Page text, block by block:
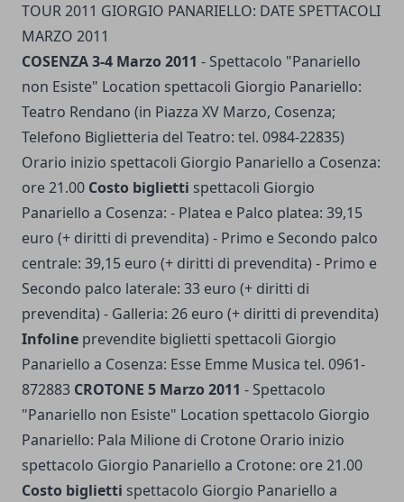
TOUR 2011 GIORGIO PANARIELLO: DATE SPETTACOLI
MARZO 2011
COSENZA 3-4 Marzo 2011 - Spettacolo "Panariello
non Esiste" Location spettacoli Giorgio Panariello:
Teatro Rendano (in Piazza XV Marzo, Cosenza;
Telefono Biglietteria del Teatro: tel. 0984-22835)
Orario inizio spettacoli Giorgio Panariello a Cosenza:
ore 21.00 Costo biglietti spettacoli Giorgio
Panariello a Cosenza: - Platea e Palco platea: 39,15
euro (+ diritti di prevendita) - Primo e Secondo palco
centrale: 39,15 euro (+ diritti di prevendita) - Primo e
Secondo palco laterale: 33 euro (+ diritti di
prevendita) - Galleria: 26 euro (+ diritti di prevendita)
Infoline prevendite biglietti spettacoli Giorgio
Panariello a Cosenza: Esse Emme Musica tel. 0961-
872883 CROTONE 5 Marzo 2011 - Spettacolo
"Panariello non Esiste" Location spettacolo Giorgio
Panariello: Pala Milione di Crotone Orario inizio
spettacolo Giorgio Panariello a Crotone: ore 21.00
Costo biglietti spettacolo Giorgio Panariello a